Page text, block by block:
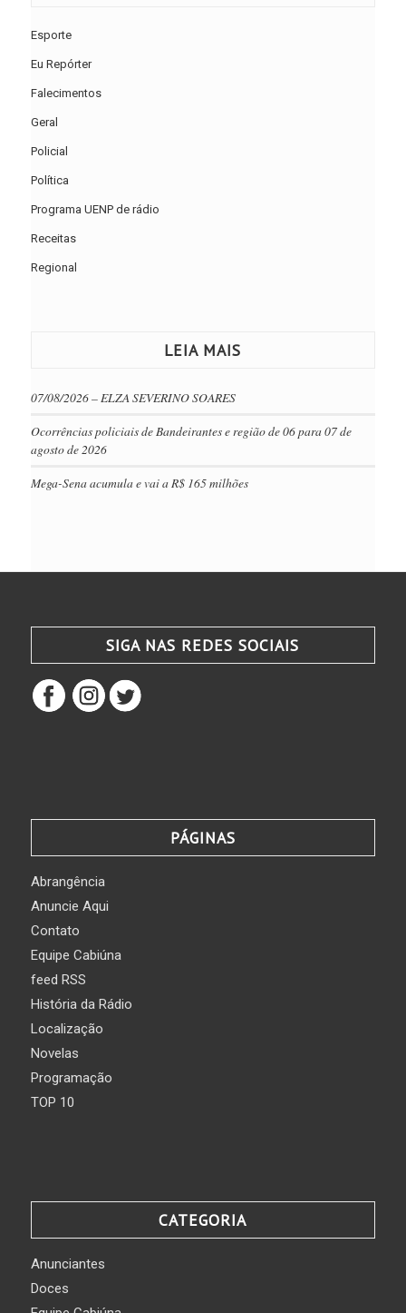
Esporte
Eu Repórter
Falecimentos
Geral
Policial
Política
Programa UENP de rádio
Receitas
Regional
LEIA MAIS
07/08/2026 – ELZA SEVERINO SOARES
Ocorrências policiais de Bandeirantes e região de 06 para 07 de
agosto de 2026
Mega-Sena acumula e vai a R$ 165 milhões
SIGA NAS REDES SOCIAIS
PÁGINAS
Abrangência
Anuncie Aqui
Contato
Equipe Cabiúna
feed RSS
História da Rádio
Localização
Novelas
Programação
TOP 10
CATEGORIA
Anunciantes
Doces